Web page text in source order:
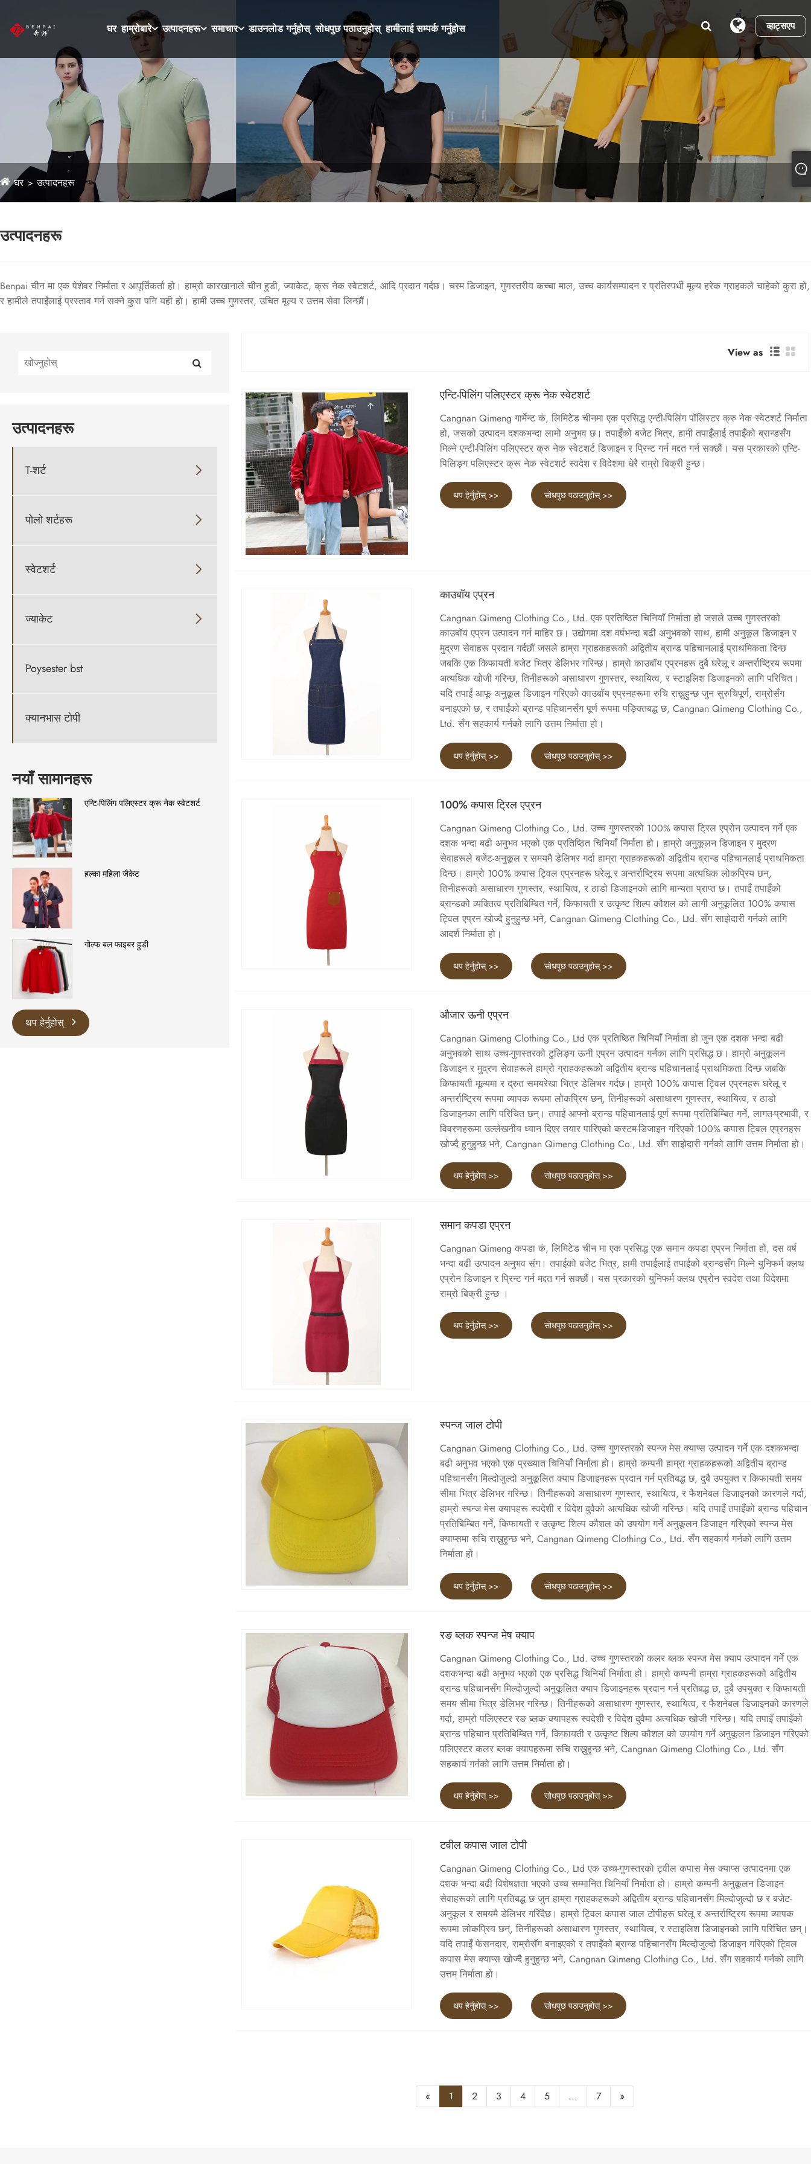
व्हाट्सएप
घर हाम्रोबारे उत्पादनहरू समाचार डाउनलोड गर्नुहोस् सोधपुछ पठाउनुहोस् हामीलाई सम्पर्क गर्नुहोस
घर उत्पादनहरू
उत्पादनहरू
Benpai चीन मा एक पेशेवर निर्माता र आपूर्तिकर्ता हो। हाम्रो कारखानाले चीन हुडी, ज्याकेट, क्रू नेक स्वेटशर्ट, आदि प्रदान गर्दछ। चरम डिजाइन, गुणस्तरीय कच्चा माल, उच्च कार्यसम्पादन र प्रतिस्पर्धी मूल्य हरेक ग्राहकले चाहेको कुरा हो,
र हामीले तपाईंलाई प्रस्ताव गर्न सक्ने कुरा पनि यही हो। हामी उच्च गुणस्तर, उचित मूल्य र उत्तम सेवा लिन्छौं।
उत्पादनहरू
T-शर्ट 
पोलो शर्टहरू 
स्वेटशर्ट 
ज्याकेट 
Poysester bst
क्यानभास टोपी
नयाँ सामानहरू
एन्टि-पिलिंग पलिएस्टर क्रू नेक स्वेटशर्ट
हल्का महिला जैकेट
गोल्फ बल फाइबर हुडी
थप हेर्नुहोस्
View as
एन्टि-पिलिंग पलिएस्टर क्रू नेक स्वेटशर्ट
Cangnan Qimeng गार्मेन्ट कं, लिमिटेड चीनमा एक प्रसिद्ध एन्टी-पिलिंग पॉलिस्टर क्रु नेक स्वेटशर्ट निर्माता
हो, जसको उत्पादन दशकभन्दा लामो अनुभव छ। तपाइँको बजेट भित्र, हामी तपाइँलाई तपाइँको ब्रान्डसँग
मिल्ने एन्टी-पिलिंग पलिएस्टर क्रु नेक स्वेटशर्ट डिजाइन र प्रिन्ट गर्न मद्दत गर्न सक्छौं। यस प्रकारको एन्टि-
पिलिङ्ग पलिएस्टर क्रू नेक स्वेटशर्ट स्वदेश र विदेशमा धेरै राम्रो बिक्री हुन्छ।
थप हेर्नुहोस् >> सोधपुछ पठाउनुहोस् >>
काउबॉय एप्रन
Cangnan Qimeng Clothing Co., Ltd. एक प्रतिष्ठित चिनियाँ निर्माता हो जसले उच्च गुणस्तरको
काउबॉय एप्रन उत्पादन गर्न माहिर छ। उद्योगमा दश वर्षभन्दा बढी अनुभवको साथ, हामी अनुकूल डिजाइन र
मुद्रण सेवाहरू प्रदान गर्दछौं जसले हाम्रा ग्राहकहरूको अद्वितीय ब्रान्ड पहिचानलाई प्राथमिकता दिन्छ
जबकि एक किफायती बजेट भित्र डेलिभर गरिन्छ। हाम्रो काउबॉय एप्रनहरू दुबै घरेलू र अन्तर्राष्ट्रिय रूपमा
अत्यधिक खोजी गरिन्छ, तिनीहरूको असाधारण गुणस्तर, स्थायित्व, र स्टाइलिश डिजाइनको लागि परिचित।
यदि तपाईं आफू अनुकूल डिजाइन गरिएको काउबॉय एप्रनहरूमा रुचि राख्नुहुन्छ जुन सुरुचिपूर्ण, राम्रोसँग
बनाइएको छ, र तपाईंको ब्रान्ड पहिचानसँग पूर्ण रूपमा पङ्क्तिबद्ध छ, Cangnan Qimeng Clothing Co.,
Ltd. सँग सहकार्य गर्नको लागि उत्तम निर्माता हो।
थप हेर्नुहोस् >> सोधपुछ पठाउनुहोस् >>
100% कपास ट्रिल एप्रन
Cangnan Qimeng Clothing Co., Ltd. उच्च गुणस्तरको 100% कपास ट्रिल एप्रोन उत्पादन गर्ने एक
दशक भन्दा बढी अनुभव भएको एक प्रतिष्ठित चिनियाँ निर्माता हो। हाम्रो अनुकूलन डिजाइन र मुद्रण
सेवाहरूले बजेट-अनुकूल र समयमै डेलिभर गर्दा हाम्रा ग्राहकहरूको अद्वितीय ब्रान्ड पहिचानलाई प्राथमिकता
दिन्छ। हाम्रो 100% कपास ट्विल एप्रनहरू घरेलू र अन्तर्राष्ट्रिय रूपमा अत्यधिक लोकप्रिय छन्,
तिनीहरूको असाधारण गुणस्तर, स्थायित्व, र ठाडो डिजाइनको लागि मान्यता प्राप्त छ। तपाइँ तपाइँको
ब्रान्डको व्यक्तित्व प्रतिबिम्बित गर्ने, किफायती र उत्कृष्ट शिल्प कौशल को लागी अनुकूलित 100% कपास
ट्विल एप्रन खोज्दै हुनुहुन्छ भने, Cangnan Qimeng Clothing Co., Ltd. सँग साझेदारी गर्नको लागि
आदर्श निर्माता हो।
थप हेर्नुहोस् >> सोधपुछ पठाउनुहोस् >>
औजार ऊनी एप्रन
Cangnan Qimeng Clothing Co., Ltd एक प्रतिष्ठित चिनियाँ निर्माता हो जुन एक दशक भन्दा बढी
अनुभवको साथ उच्च-गुणस्तरको टुलिङ्ग ऊनी एप्रन उत्पादन गर्नका लागि प्रसिद्ध छ। हाम्रो अनुकूलन
डिजाइन र मुद्रण सेवाहरूले हाम्रो ग्राहकहरूको अद्वितीय ब्रान्ड पहिचानलाई प्राथमिकता दिन्छ जबकि
किफायती मूल्यमा र द्रुत समयरेखा भित्र डेलिभर गर्दछ। हाम्रो 100% कपास ट्विल एप्रनहरू घरेलू र
अन्तर्राष्ट्रिय रूपमा व्यापक रूपमा लोकप्रिय छन्, तिनीहरूको असाधारण गुणस्तर, स्थायित्व, र ठाडो
डिजाइनका लागि परिचित छन्। तपाईं आफ्नो ब्रान्ड पहिचानलाई पूर्ण रूपमा प्रतिबिम्बित गर्ने, लागत-प्रभावी, र
विवरणहरूमा उल्लेखनीय ध्यान दिएर तयार पारिएको कस्टम-डिजाइन गरिएको 100% कपास ट्विल एप्रनहरू
खोज्दै हुनुहुन्छ भने, Cangnan Qimeng Clothing Co., Ltd. सँग साझेदारी गर्नको लागि उत्तम निर्माता हो।
थप हेर्नुहोस् >> सोधपुछ पठाउनुहोस् >>
समान कपडा एप्रन
Cangnan Qimeng कपडा कं, लिमिटेड चीन मा एक प्रसिद्ध एक समान कपडा एप्रन निर्माता हो, दस वर्ष
भन्दा बढी उत्पादन अनुभव संग। तपाईको बजेट भित्र, हामी तपाईलाई तपाईको ब्रान्डसँग मिल्ने युनिफर्म क्लथ
एप्रोन डिजाइन र प्रिन्ट गर्न मद्दत गर्न सक्छौं। यस प्रकारको युनिफर्म क्लथ एप्रोन स्वदेश तथा विदेशमा
राम्रो बिक्री हुन्छ ।
थप हेर्नुहोस् >> सोधपुछ पठाउनुहोस् >>
स्पन्ज जाल टोपी
Cangnan Qimeng Clothing Co., Ltd. उच्च गुणस्तरको स्पन्ज मेस क्याप्स उत्पादन गर्ने एक दशकभन्दा
बढी अनुभव भएको एक प्रख्यात चिनियाँ निर्माता हो। हाम्रो कम्पनी हाम्रा ग्राहकहरूको अद्वितीय ब्रान्ड
पहिचानसँग मिल्दोजुल्दो अनुकूलित क्याप डिजाइनहरू प्रदान गर्न प्रतिबद्ध छ, दुबै उपयुक्त र किफायती समय
सीमा भित्र डेलिभर गरिन्छ। तिनीहरूको असाधारण गुणस्तर, स्थायित्व, र फैशनेबल डिजाइनको कारणले गर्दा,
हाम्रो स्पन्ज मेस क्यापहरू स्वदेशी र विदेश दुवैको अत्यधिक खोजी गरिन्छ। यदि तपाइँ तपाइँको ब्रान्ड पहिचान
प्रतिबिम्बित गर्ने, किफायती र उत्कृष्ट शिल्प कौशल को उपयोग गर्ने अनुकूलन डिजाइन गरिएको स्पन्ज मेस
क्याप्समा रुचि राख्नुहुन्छ भने, Cangnan Qimeng Clothing Co., Ltd. सँग सहकार्य गर्नको लागि उत्तम
निर्माता हो।
थप हेर्नुहोस् >> सोधपुछ पठाउनुहोस् >>
रङ ब्लक स्पन्ज मेष क्याप
Cangnan Qimeng Clothing Co., Ltd. उच्च गुणस्तरको कलर ब्लक स्पन्ज मेस क्याप उत्पादन गर्ने एक
दशकभन्दा बढी अनुभव भएको एक प्रसिद्ध चिनियाँ निर्माता हो। हाम्रो कम्पनी हाम्रा ग्राहकहरूको अद्वितीय
ब्रान्ड पहिचानसँग मिल्दोजुल्दो अनुकूलित क्याप डिजाइनहरू प्रदान गर्न प्रतिबद्ध छ, दुबै उपयुक्त र किफायती
समय सीमा भित्र डेलिभर गरिन्छ। तिनीहरूको असाधारण गुणस्तर, स्थायित्व, र फैशनेबल डिजाइनको कारणले
गर्दा, हाम्रो पलिएस्टर रङ ब्लक क्यापहरू स्वदेशी र विदेश दुवैमा अत्यधिक खोजी गरिन्छ। यदि तपाइँ तपाइँको
ब्रान्ड पहिचान प्रतिबिम्बित गर्ने, किफायती र उत्कृष्ट शिल्प कौशल को उपयोग गर्ने अनुकूलन डिजाइन गरिएको
पलिएस्टर कलर ब्लक क्यापहरूमा रुचि राख्नुहुन्छ भने, Cangnan Qimeng Clothing Co., Ltd. सँग
सहकार्य गर्नको लागि उत्तम निर्माता हो।
थप हेर्नुहोस् >> सोधपुछ पठाउनुहोस् >>
टवील कपास जाल टोपी
Cangnan Qimeng Clothing Co., Ltd एक उच्च-गुणस्तरको ट्वील कपास मेस क्याप्स उत्पादनमा एक
दशक भन्दा बढी विशेषज्ञता भएको उच्च सम्मानित चिनियाँ निर्माता हो। हाम्रो कम्पनी अनुकूलन डिजाइन
सेवाहरूको लागि प्रतिबद्ध छ जुन हाम्रा ग्राहकहरूको अद्वितीय ब्रान्ड पहिचानसँग मिल्दोजुल्दो छ र बजेट-
अनुकूल र समयमै डेलिभर गरिँदैछ। हाम्रो ट्विल कपास जाल टोपीहरू घरेलू र अन्तर्राष्ट्रिय रूपमा व्यापक
रूपमा लोकप्रिय छन्, तिनीहरूको असाधारण गुणस्तर, स्थायित्व, र स्टाइलिश डिजाइनको लागि परिचित छन्।
यदि तपाइँ फेसनदार, राम्रोसँग बनाइएको र तपाइँको ब्रान्ड पहिचानसँग मिल्दोजुल्दो डिजाइन गरिएको ट्विल
कपास मेस क्याप्स खोज्दै हुनुहुन्छ भने, Cangnan Qimeng Clothing Co., Ltd. सँग सहकार्य गर्नको लागि
उत्तम निर्माता हो।
थप हेर्नुहोस् >> सोधपुछ पठाउनुहोस् >>
« 1 2 3 4 5 ... 7 »